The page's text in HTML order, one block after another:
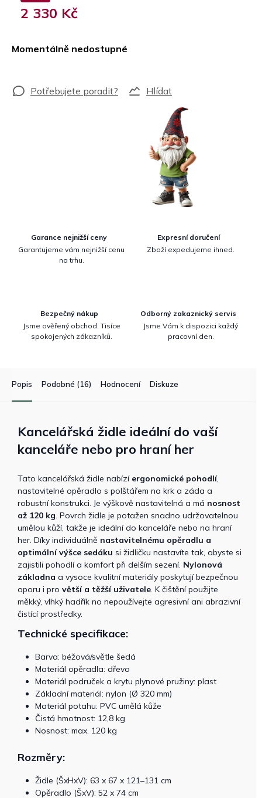
2 330 Kč
Momentálně nedostupné
Hlídat
Garance nejnižší ceny
Garantujeme vám nejnižší cenu
na trhu.
Expresní doručení
Zboží expedujeme ihned.
Bezpečný nákup
Jsme ověřený obchod. Tisíce
spokojených zákazníků.
Odborný zakaznický servis
Jsme Vám k dispozici každý
pracovní den.
Popis Podobné (16) Hodnocení Diskuze
Kancelářská židle ideální do vaší
kanceláře nebo pro hraní her
Tato kancelářská židle nabízíergonomické pohodlí,
nastavitelné opěradlo s polštářem na krk a záda a
robustní konstrukci. Je výškově nastavitelná a má nosnost
až 120 kg. Povrch židle je potažen snadno udržovatelnou
umělou kůží, takže je ideální do kanceláře nebo na hraní
her. Díky individuálně nastavitelnému opěradlu a
optimální výšce sedáku si židličku nastavíte tak, abyste si
zajistili pohodlí a komfort při delším sezení. Nylonová
základna a vysoce kvalitní materiály poskytují bezpečnou
oporu i pro větší a těžší uživatele. K čištění použijte
měkký, vlhký hadřík no nepoužívejte agresivní ani abrazivní
čistící prostředky.
Technické specifikace:
Barva: béžová/světle šedá
Materiál opěradla: dřevo
Materiál područek a krytu plynové pružiny: plast
Základní materiál: nylon (Ø 320 mm)
Materiál potahu: PVC umělá kůže
Čistá hmotnost: 12,8 kg
Nosnost: max. 120 kg
Rozměry:
Židle (ŠxHxV): 63 x 67 x 121–131 cm
Opěradlo (ŠxV): 52 x 74 cm